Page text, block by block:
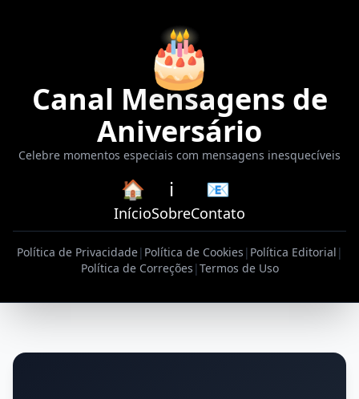
🎂
Canal Mensagens de
Aniversário
Celebre momentos especiais com mensagens inesquecíveis
🏠
Início
ℹ️
Sobre
📧
Contato
Política de Privacidade| Política de Cookies | Política Editorial |
Política de Correções |Termos de Uso